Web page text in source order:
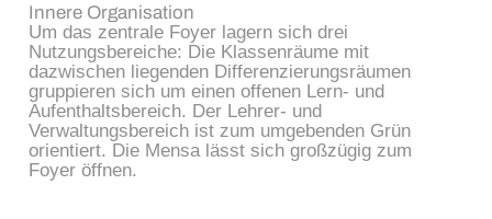
Innere Organisation
Um das zentrale Foyer lagern sich drei
Nutzungsbereiche: Die Klassenräume mit
dazwischen liegenden Differenzierungsräumen
gruppieren sich um einen offenen Lern- und
Aufenthaltsbereich. Der Lehrer- und
Verwaltungsbereich ist zum umgebenden Grün
orientiert. Die Mensa lässt sich großzügig zum
Foyer öffnen.